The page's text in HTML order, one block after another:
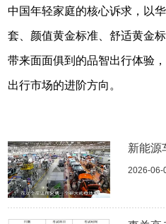
中国年轻家庭的核心诉求，以
套、颜值黄金标准、舒适黄金
带来面面俱到的品智出行体验
出行市场的进阶方向。
新能源
2026-06-